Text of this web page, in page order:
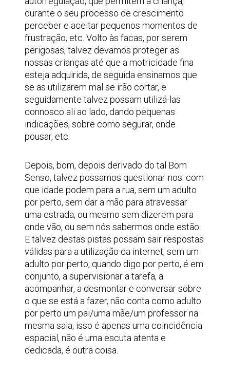
durante o seu processo de crescimento
perceber e aceitar pequenos momentos de
frustração, etc. Volto às facas, por serem
perigosas, talvez devamos proteger as
nossas crianças até que a motricidade fina
esteja adquirida, de seguida ensinamos que
se as utilizarem mal se irão cortar, e
seguidamente talvez possam utilizá-las
connosco ali ao lado, dando pequenas
indicações, sobre como segurar, onde
pousar, etc.
Depois, bom, depois derivado do tal Bom
Senso, talvez possamos questionar-nos: com
que idade podem para a rua, sem um adulto
por perto, sem dar a mão para atravessar
uma estrada, ou mesmo sem dizerem para
onde vão, ou sem nós sabermos onde estão.
E talvez destas pistas possam sair respostas
válidas para a utilização da internet, sem um
adulto por perto, quando digo por perto, é em
conjunto, a supervisionar a tarefa, a
acompanhar, a desmontar e conversar sobre
o que se está a fazer, não conta como adulto
por perto um pai/uma mãe/um professor na
mesma sala, isso é apenas uma coincidência
espacial, não é uma escuta atenta e
dedicada, é outra coisa.